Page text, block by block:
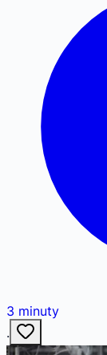
3 minuty
·